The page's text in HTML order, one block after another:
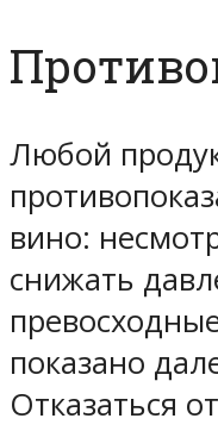
Любой
вино:
снижать
показано
Отказаться